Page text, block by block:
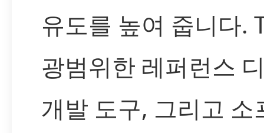
유도를 높여 줍니다.
광범위한 레퍼런스
개발 도구, 그리고 소